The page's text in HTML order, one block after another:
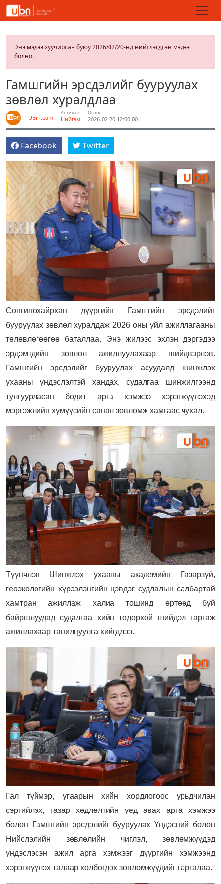
Энэ мэдээ хуучирсан буюу 2026/02/20-нд нийтлэгдсэн мэдээ
болно.
Гамшгийн эрсдэлийг бууруулах
зөвлөл хуралдлаа
UBn team
Ангилал
Нийгэм
Огноо
2026-02-20 12:00:00
Facebook Twitter
Сонгинохайрхан дүүргийн Гамшгийн эрсдэлийг
бууруулах зөвлөл хуралдаж 2026 оны үйл ажиллагааны
төлөвлөгөөгөө баталлаа. Энэ жилээс эхлэн дэргэдээ
эрдэмтдийн зөвлөл ажиллуулахаар шийдвэрлэв.
Гамшгийн эрсдэлийг бууруулах асуудалд шинжлэх
ухааны үндэслэлтэй хандах, судалгаа шинжилгээнд
тулгуурласан бодит арга хэмжээ хэрэгжүүлэхэд
мэргэжлийн хүмүүсийн санал зөвлөмж хамгаас чухал.
Түүнчлэн Шинжлэх ухааны академийн Газарзүй,
геоэкологийн хүрээлэнгийн цэвдэг судлалын салбартай
хамтран ажиллаж халиа тошинд өртөөд буй
байршлуудад судалгаа хийн тодорхой шийдэл гаргаж
ажиллахаар танилцуулга хийгдлээ.
Гал түймэр, угаарын хийн хордлогоос урьдчилан
сэргийлэх, газар хөдлөлтийн үед авах арга хэмжээ
болон Гамшгийн эрсдэлийг бууруулах Үндэсний болон
Нийслэлийн зөвлөлийн чиглэл, зөвлөмжүүдэд
үндэслэсэн ажил арга хэмжээг дүүргийн хэмжээнд
хэрэгжүүлэх талаар холбогдох зөвлөмжүүдийг гаргалаа.